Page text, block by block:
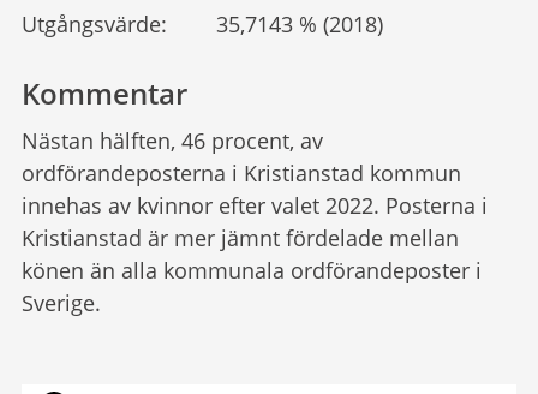
Utgångsvärde:
35,7143 % (2018)
Kommentar
Nästan hälften, 46 procent, av
ordförandeposterna i Kristianstad kommun
innehas av kvinnor efter valet 2022. Posterna i
Kristianstad är mer jämnt fördelade mellan
könen än alla kommunala ordförandeposter i
Sverige.